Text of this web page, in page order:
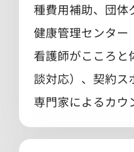
種費用補助、団体
健康管理センター
看護師がこころと
談対応）、契約ス
専門家によるカウ